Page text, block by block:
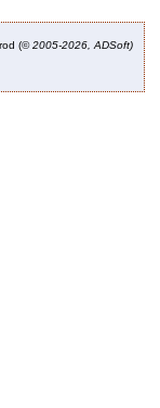
(©2005-2026, ADSoft)